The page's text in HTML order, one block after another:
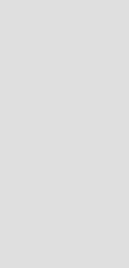
القوية عددًا كبيرًا
جميع الوظائف ، وهي
بعضهم البعض ،